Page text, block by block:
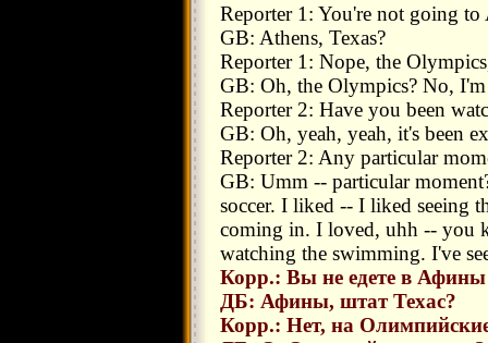
Reporter 1: You're not going to
GB: Athens, Texas?
Reporter 1: Nope, the
GB: Oh, the Olympics? No,
Reporter 2: Have you been
GB: Oh, yeah, yeah, it's been
Reporter 2: Any particular
GB: Umm -- particular
soccer. I liked -- I liked seeing
coming in. I loved, uhh -- you
watching the swimming. I've
Корр.: Вы не едете в Афины
ДБ: Афины, штат Техас?
Корр.: Нет, на